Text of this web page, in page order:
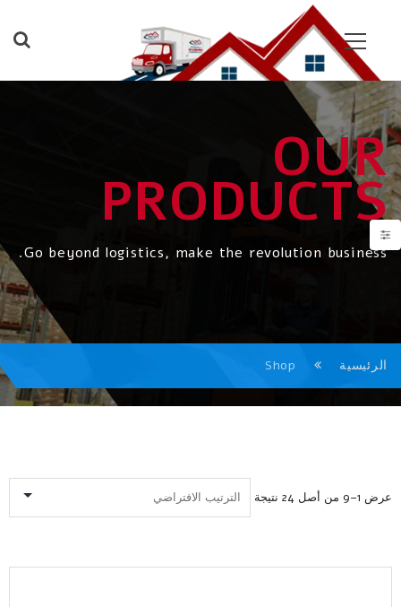
OUR
PRODUCTS
Go beyond logistics, make the revolution business.
الرئيسية Shop
عرض 1–9 من أصل 24 نتيجة